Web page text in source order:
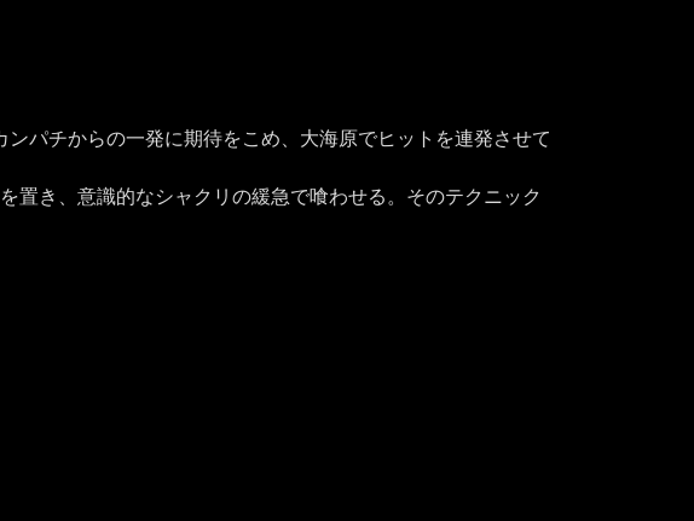
パチからの一発に期待をこめ、大海原でヒットを連発させて
置き、意識的なシャクリの緩急で喰わせる。そのテクニック